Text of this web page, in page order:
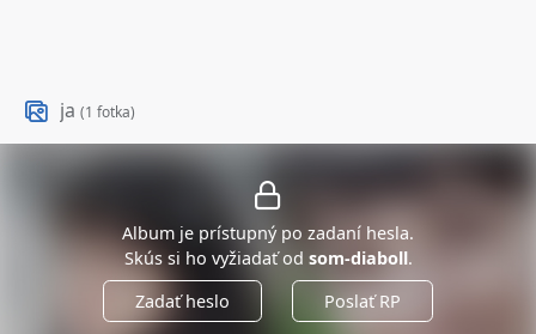
ja(1 fotka)
Album je prístupný po zadaní hesla.
Skús si ho vyžiadať od som-diaboll.
Zadať heslo
Poslať RP